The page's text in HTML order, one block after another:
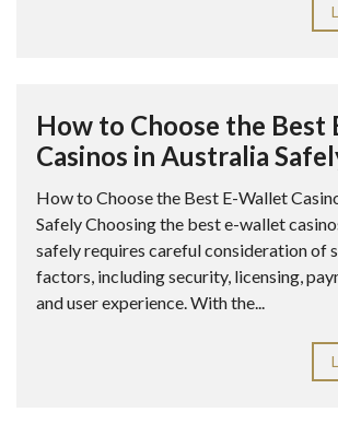
How to Choose the Best
Casinos in Australia
How to Choose the Best E-Wallet
Safely Choosing the best e-wallet
safely requires careful consideration of
factors, including security, licensing,
and user experience. With the...